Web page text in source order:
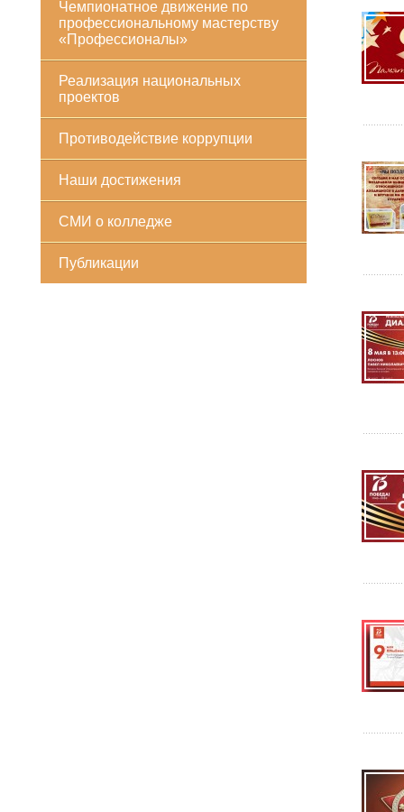
Чемпионатное движение по
профессиональному мастерству
«Профессионалы»
Реализация национальных
проектов
Противодействие коррупции
Наши достижения
СМИ о колледже
Публикации